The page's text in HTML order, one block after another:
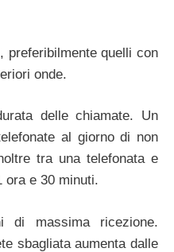
preferibilmente quelli con
onde.
delle chiamate. Un
al giorno di non
tra una telefonata e
ora e 30 minuti.
di massima ricezione.
sbagliata aumenta dalle